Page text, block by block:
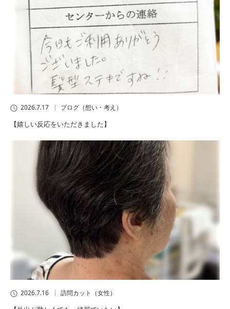
2026.7.17 ブログ（想い・考え）
【嬉しい反応をいただきました】
2026.7.16 訪問カット（女性）